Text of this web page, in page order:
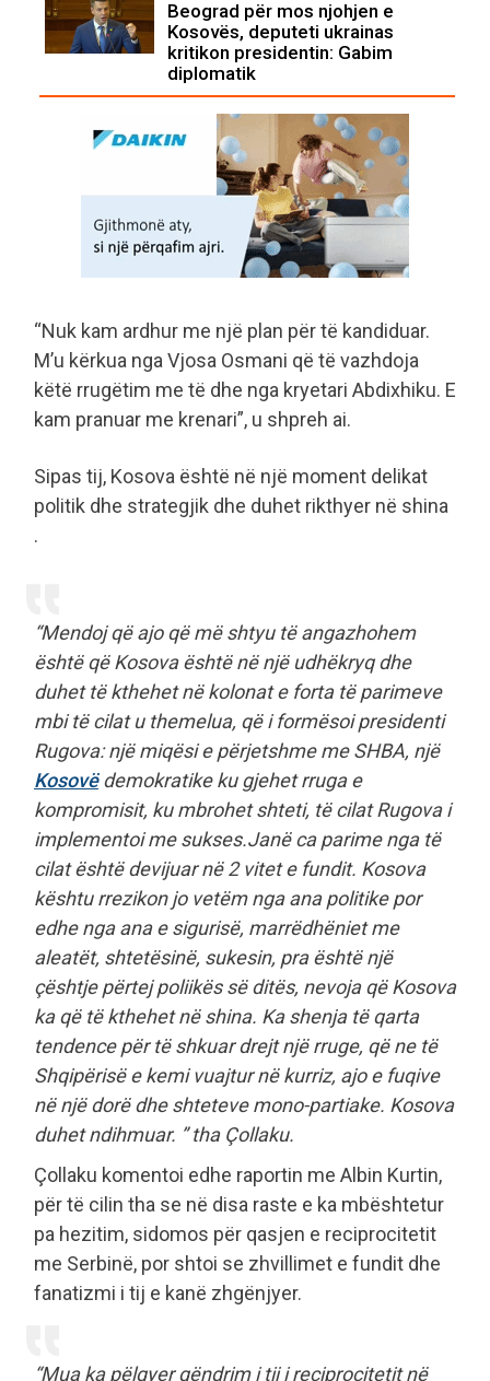
Beograd për mos njohjen e
Kosovës, deputeti ukrainas
kritikon presidentin: Gabim
diplomatik
“Nuk kam ardhur me një plan për të kandiduar.
M’u kërkua nga Vjosa Osmani që të vazhdoja
këtë rrugëtim me të dhe nga kryetari Abdixhiku. E
kam pranuar me krenari”, u shpreh ai.
Sipas tij, Kosova është në një moment delikat
politik dhe strategjik dhe duhet rikthyer në shina
.
“Mendoj që ajo që më shtyu të angazhohem
është që Kosova është në një udhëkryq dhe
duhet të kthehet në kolonat e forta të parimeve
mbi të cilat u themelua, që i formësoi presidenti
Rugova: një miqësi e përjetshme me SHBA, një
Kosovëdemokratike ku gjehet rruga e
kompromisit, ku mbrohet shteti, të cilat Rugova i
implementoi me sukses.Janë ca parime nga të
cilat është devijuar në 2 vitet e fundit. Kosova
kështu rrezikon jo vetëm nga ana politike por
edhe nga ana e sigurisë, marrëdhëniet me
aleatët, shtetësinë, sukesin, pra është një
çështje përtej poliikës së ditës, nevoja që Kosova
ka që të kthehet në shina. Ka shenja të qarta
tendence për të shkuar drejt një rruge, që ne të
Shqipërisë e kemi vuajtur në kurriz, ajo e fuqive
në një dorë dhe shteteve mono-partiake. Kosova
duhet ndihmuar. ” tha Çollaku.
Çollaku komentoi edhe raportin me Albin Kurtin,
për të cilin tha se në disa raste e ka mbështetur
pa hezitim, sidomos për qasjen e reciprocitetit
me Serbinë, por shtoi se zhvillimet e fundit dhe
fanatizmi i tij e kanë zhgënjyer.
“Mua ka pëlqyer qëndrim i tij i reciprocitetit në